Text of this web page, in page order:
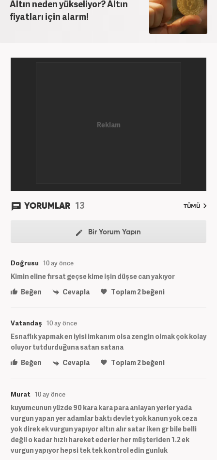
Altın neden yükseliyor? Altın
fiyatları için alarm!
YORUMLAR 13 TÜMÜ
Bir Yorum Yapın
Doğrusu 10 ay önce
Kimin eline fırsat geçse kime işin düşse can yakıyor
Beğen
Cevapla Toplam2beğeni
Vatandaş 10 ay önce
Esnaflık yapmak en iyisi imkanım olsa zengin olmak çok kolay
oluyor tutdurduğuna satan satana
Beğen
Cevapla Toplam2beğeni
Murat 10 ay önce
kuyumcunun yüzde 90 kara kara para anlayan yerler yada
vurgun yapan yer adamlar baktı devlet yok kanun yok ceza
yok direk ek vurgun yapıyor altın alır satar iken gr bile belli
değil o kadar hızlı hareket ederler her müşteriden 1.2 ek
vurgun yapıyor hepsi tek tek kontrol edin gunluk